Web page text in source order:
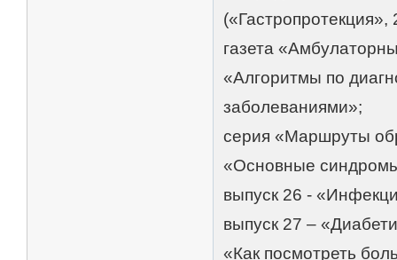
(«Гастропротекция»,
газета
«Алгоритмы по
заболеваниями»;
серия «Маршруты
«Основные
выпуск 26 -
выпуск 27 –
«Как посмотреть